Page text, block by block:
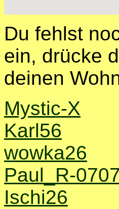
Du fehlst
ein, drücke
deinen
Mystic-X
Karl56
wowka26
Paul_R-0707
Ischi26